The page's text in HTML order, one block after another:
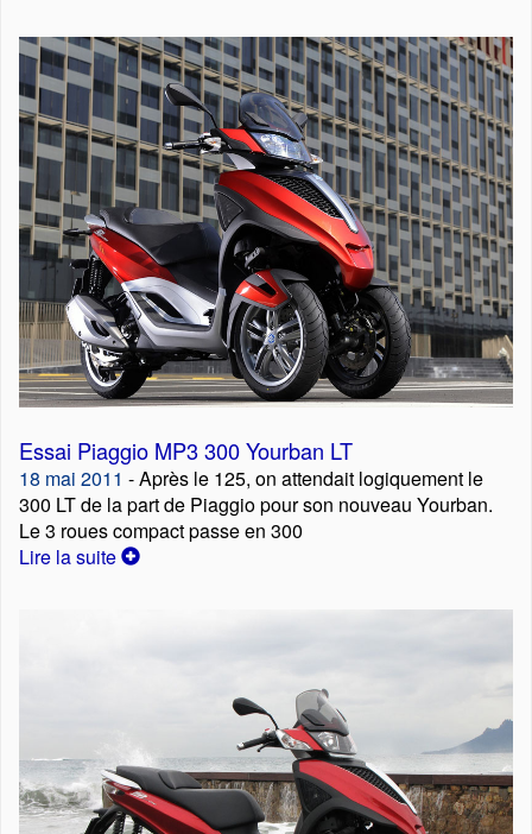
Essai Piaggio MP3 300 Yourban LT
18 mai 2011 - Après le 125, on attendait logiquement le
300 LT de la part de Piaggio pour son nouveau Yourban.
Le 3 roues compact passe en 300
Lire la suite